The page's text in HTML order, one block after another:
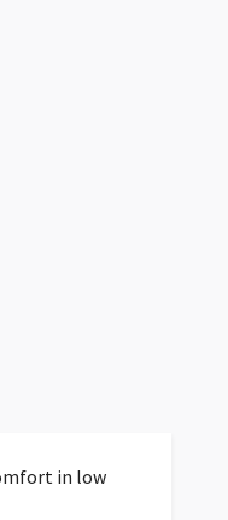
in low